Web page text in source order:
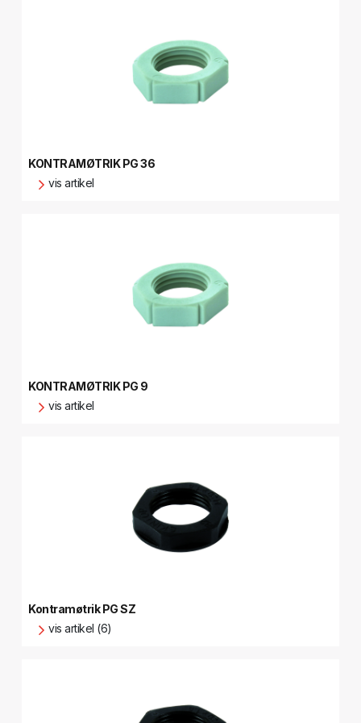
KONTRAMØTRIK PG 36
vis artikel
KONTRAMØTRIK PG 9
vis artikel
Kontramøtrik PG SZ
vis artikel (6)